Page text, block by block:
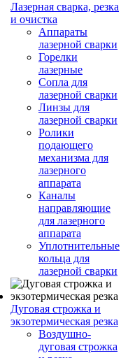
Лазерная сварка, резка
и очистка
Аппараты
лазерной сварки
Горелки
лазерные
Сопла для
лазерной сварки
Линзы для
лазерной сварки
Ролики
подающего
механизма для
лазерного
аппарата
Каналы
направляющие
для лазерного
аппарата
Уплотнительные
кольца для
лазерной сварки
Дуговая строжка и
экзотермическая резка
Воздушно-
дуговая строжка